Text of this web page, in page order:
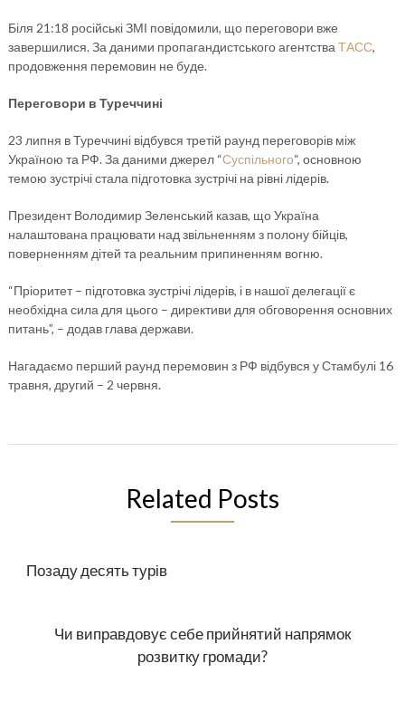
Біля 21:18 російські ЗМІ повідомили, що переговори вже
завершилися. За даними пропагандистського агентства ТАСС,
продовження перемовин не буде.
Переговори в Туреччині
23 липня в Туреччині відбувся третій раунд переговорів між
Україною та РФ. За даними джерел “Суспільного“, основною
темою зустрічі стала підготовка зустрічі на рівні лідерів.
Президент Володимир Зеленський казав, що Україна
налаштована працювати над звільненням з полону бійців,
поверненням дітей та реальним припиненням вогню.
“Пріоритет – підготовка зустрічі лідерів, і в нашої делегації є
необхідна сила для цього – директиви для обговорення основних
питань”, – додав глава держави.
Нагадаємо перший раунд перемовин з РФ відбувся у Стамбулі 16
травня, другий – 2 червня.
Related Posts
Позаду десять турів
Чи виправдовує себе прийнятий напрямок
розвитку громади?